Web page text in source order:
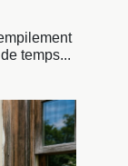
temps...